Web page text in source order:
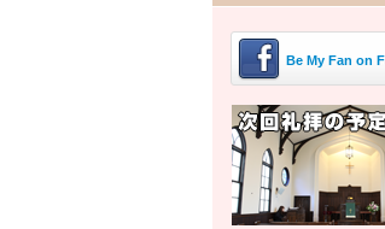
Be My Fan on